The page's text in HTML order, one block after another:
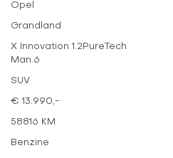
Opel
Grandland
X Innovation 1.2PureTech
Man.6
SUV
€ 13.990,-
58816 KM
Benzine